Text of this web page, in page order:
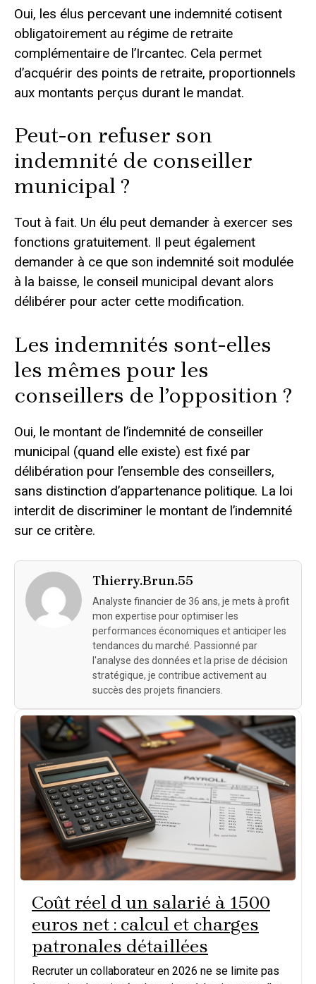
Oui, les élus percevant une indemnité cotisent
obligatoirement au régime de retraite
complémentaire de l’Ircantec. Cela permet
d’acquérir des points de retraite, proportionnels
aux montants perçus durant le mandat.
Peut-on refuser son
indemnité de conseiller
municipal ?
Tout à fait. Un élu peut demander à exercer ses
fonctions gratuitement. Il peut également
demander à ce que son indemnité soit modulée
à la baisse, le conseil municipal devant alors
délibérer pour acter cette modification.
Les indemnités sont-elles
les mêmes pour les
conseillers de l’opposition ?
Oui, le montant de l’indemnité de conseiller
municipal (quand elle existe) est fixé par
délibération pour l’ensemble des conseillers,
sans distinction d’appartenance politique. La loi
interdit de discriminer le montant de l’indemnité
sur ce critère.
Thierry.Brun.55
Analyste financier de 36 ans, je mets à profit
mon expertise pour optimiser les
performances économiques et anticiper les
tendances du marché. Passionné par
l'analyse des données et la prise de décision
stratégique, je contribue activement au
succès des projets financiers.
Coût réel d un salarié à 1500
euros net : calcul et charges
patronales détaillées
Recruter un collaborateur en 2026 ne se limite pas